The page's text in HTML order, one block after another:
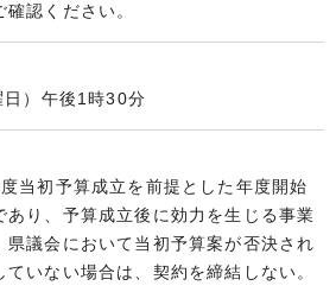
認ください。
）午後1時30分
当初予算成立を前提とした年度開始
あり、予算成立後に効力を生じる事業
県議会において当初予算案が否決され
いない場合は、契約を締結しない。